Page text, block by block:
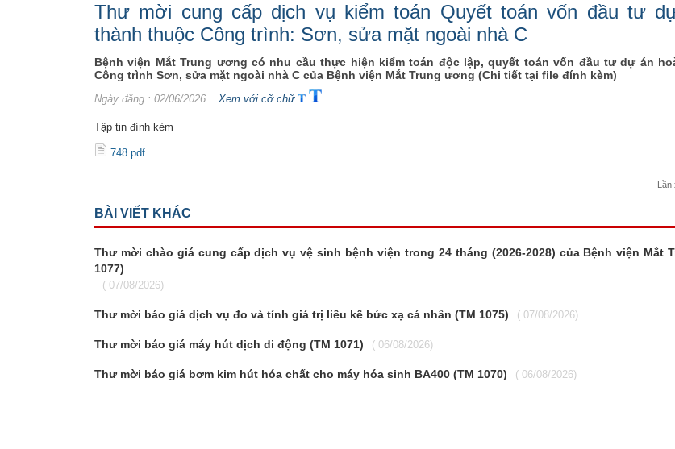
Thư mời cung cấp dịch vụ kiểm toán Quyết toán vốn đầu tư
thành thuộc Công trình: Sơn, sửa mặt ngoài nhà C
Bệnh viện Mắt Trung ương có nhu cầu thực hiện kiểm toán độc lập, quyết toán vốn đầu tư dự án
Công trình Sơn, sửa mặt ngoài nhà C của Bệnh viện Mắt Trung ương (Chi tiết tại file đính kèm)
Ngày đăng : 02/06/2026 Xem với cỡ chữ
Tập tin đính kèm
748.pdf
Lần
BÀI VIẾT KHÁC
Thư mời chào giá cung cấp dịch vụ vệ sinh bệnh viện trong 24 tháng (2026-2028) của Bệnh viện Mắt
1077)
( 07/08/2026)
Thư mời báo giá dịch vụ đo và tính giá trị liều kế bức xạ cá nhân (TM 1075) ( 07/08/2026)
Thư mời báo giá máy hút dịch di động (TM 1071) ( 06/08/2026)
Thư mời báo giá bơm kim hút hóa chất cho máy hóa sinh BA400 (TM 1070) ( 06/08/2026)